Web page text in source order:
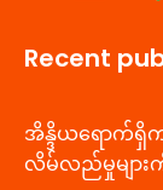
Recent
အိန္ဒိယရောက်ရှိ
လိမ်လည်မှုများကို